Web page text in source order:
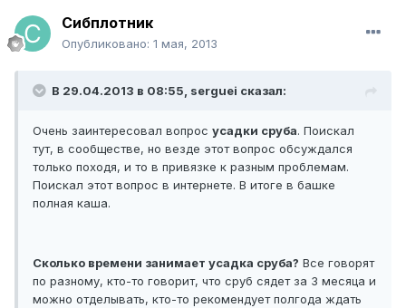
Сибплотник
Опубликовано: 1 мая, 2013
В 29.04.2013 в 08:55, serguei сказал:
Очень заинтересовал вопрос усадки сруба. Поискал
тут, в сообществе, но везде этот вопрос обсуждался
только походя, и то в привязке к разным проблемам.
Поискал этот вопрос в интернете. В итоге в башке
полная каша.
Сколько времени занимает усадка сруба? Все говорят
по разному, кто-то говорит, что сруб сядет за 3 месяца и
можно отделывать, кто-то рекомендует полгода ждать